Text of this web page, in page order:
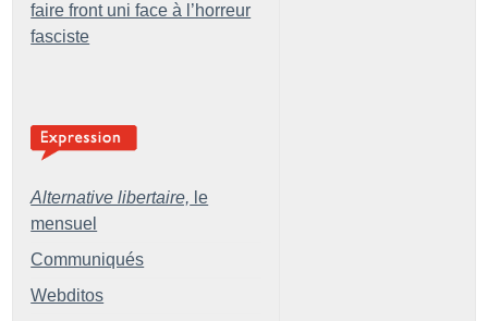
faire front uni face à l’horreur
fasciste
Alternative libertaire, le
mensuel
Communiqués
Webditos